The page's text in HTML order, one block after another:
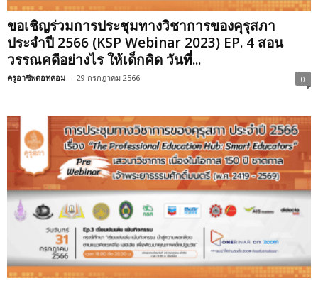
ขอเชิญร่วมการประชุมทางวิชาการของคุรุสภา
ประจำปี 2566 (KSP Webinar 2023) EP. 4 สอน
วรรณคดีอย่างไร ให้เด็กคิด วันที่...
ครูอาชีพดอทคอม - 29 กรกฎาคม 2566 0